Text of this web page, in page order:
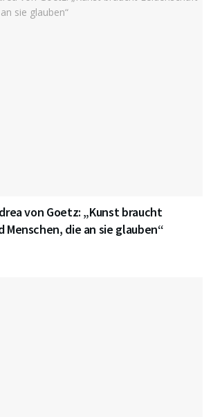
von Goetz: „Kunst braucht
die an sie glauben“